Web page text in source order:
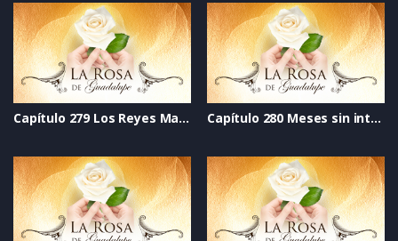
Capítulo 279 Los Reyes Magos, sí son reyes mágicos Capítulo 280 Meses sin intereses